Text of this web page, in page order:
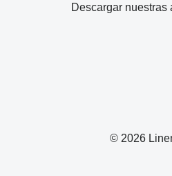
© 2026
Descargar nuestras